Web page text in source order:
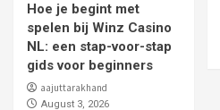
Hoe je begint met
spelen bij Winz Casino
NL: een stap-voor-stap
gids voor beginners
aajuttarakhand
August 3, 2026